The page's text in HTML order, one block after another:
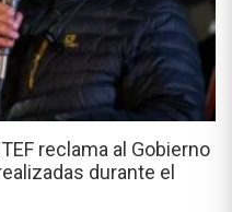
reclama al Gobierno
durante el